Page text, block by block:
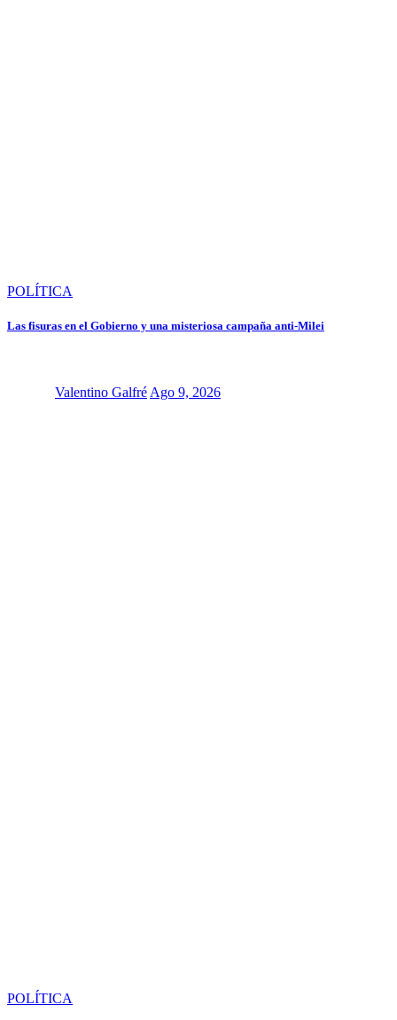
POLÍTICA
Las fisuras en el Gobierno y una misteriosa campaña anti-Milei
Valentino Galfré Ago 9, 2026
POLÍTICA